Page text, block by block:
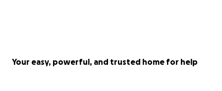
Your easy, powerful, and trusted home for help